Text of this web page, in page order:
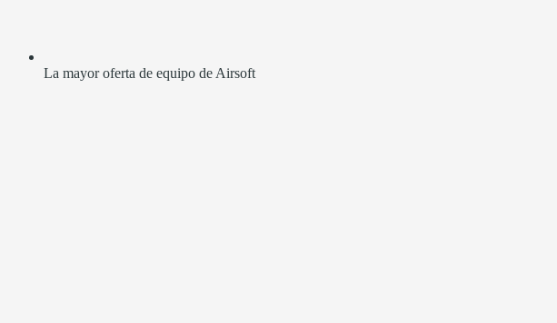
La mayor oferta de equipo de Airsoft